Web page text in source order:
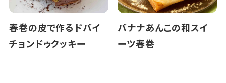
春巻の皮で作るドバイ
チョンドゥクッキー
バナナあんこの和スイ
ーツ春巻